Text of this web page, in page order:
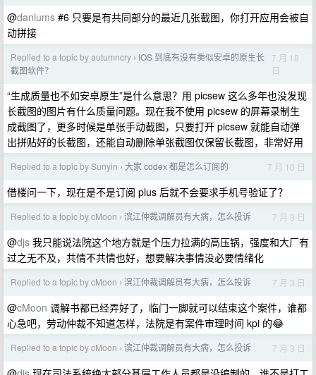
@daniums #6 只要是有共同部分的最近几张截图，你打开应用会被自
动拼接
Replied to a topic by autumncry › IOS 到底有没有类似安卓的原生长
截图软件？
7 月 18
日
“生成质量也不如安卓原生”是什么意思？用 picsew 这么多年也没发现
长截图的图片有什么质量问题。现在我不使用 picsew 的屏幕录制生
成截图了，更多时候是单张手动截图，只要打开 picsew 就能自动弹
出拼贴好的长截图，还能自动删除单张截图仅保留长截图，非常好用
Replied to a topic by Sunyin › 大家 codex 都是怎么订阅的 7 月 10 日
借楼问一下，现在是不是订阅 plus 后就不会要求手机号验证了？
Replied to a topic by cMoon › 滨江仲裁调解员有大病，怎么投诉 7 月 3 日
@djs 我只能说法院这个地方就是个压力拉满的高压锅，强度和大厂有
过之无不及，共情不共情也好，想要解决事情没必要情绪化
Replied to a topic by cMoon › 滨江仲裁调解员有大病，怎么投诉 7 月 3 日
@cMoon 调解书都已经弄好了，临门一脚就可以结束这个案件，谁都
心急吧，劳动仲裁不知道怎样，法院是有案件审理时间 kpi 的😂
Replied to a topic by cMoon › 滨江仲裁调解员有大病，怎么投诉 7 月 3 日